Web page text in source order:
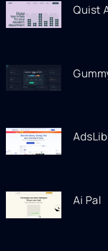
Quist
Ai Pal